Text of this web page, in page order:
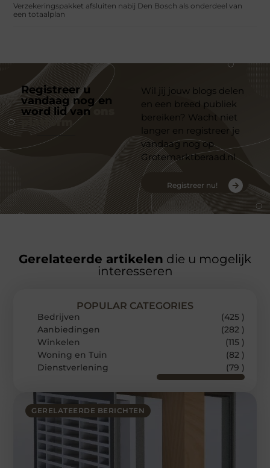
Verzekeringspakket afsluiten nabij Den Bosch als onderdeel van
een totaalplan
Registreer u
vandaag nog en
word lid van
platform
Wil jij jouw blogs delen
en een breed publiek
bereiken? Wacht niet
langer en registreer je
vandaag nog op
Grotemarktberaad.nl
Registreer nu!
Gerelateerde artikelen die u mogelijk
interesseren
GERELATEERDE BERICHTEN
POPULAR CATEGORIES
Bedrijven
(425 )
Aanbiedingen
(282 )
Winkelen
(115 )
Woning en Tuin
(82 )
Dienstverlening
(79 )